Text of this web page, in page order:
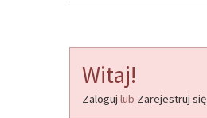
Witaj!
Zaloguj lub Zarejestruj się